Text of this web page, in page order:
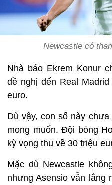
Newcastle có
Nhà báo Ekrem Konur
đề nghị đến Real
euro.
Dù vậy, con số này
mong muốn. Đội bóng
kỳ vọng thu về 30 triệu
Mặc dù Newcastle
nhưng Asensio vẫn lắng